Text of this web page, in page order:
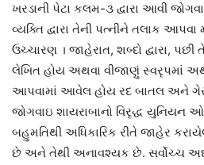
ખરડાની પેટા કલમ-૩ દ્વારા આવી
વ્યક્તિ દ્વારા તેની પત્નીને તલાક
ઉચ્ચારણ । જાહેરાત, શબ્દો દ્વારા,
લેખિત હોય અથવા વીજાણું સ્વરૃપમાં
આપવામાં આવેલ હોય રદ બાતલ અને
જોગવાઇ શાયરાબાનો વિરૃદ્ધ યુનિયન
બહુમતિથી અધિકારિક રીતે જાહેર
છે અને તેથી અનાવશ્યક છે. સર્વોચ્ચ